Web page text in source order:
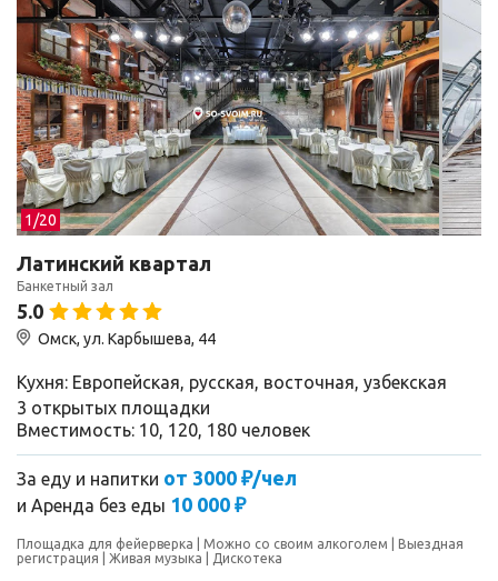
1/20
Латинский квартал
Банкетный зал
5.0
Омск, ул. Карбышева, 44
Кухня: Европейская, русская, восточная, узбекская
3 открытых площадки
Вместимость: 10, 120, 180 человек
За еду и напитки от 3000 ₽/чел
и Аренда без еды 10 000 ₽
Площадка для фейерверка Можно со своим алкоголем
Выездная
регистрация
Живая музыка Дискотека